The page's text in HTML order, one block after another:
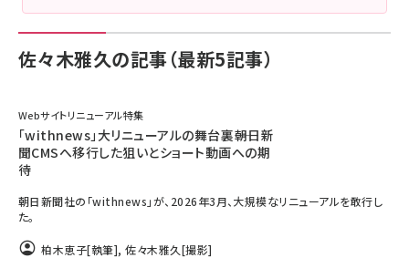
佐々木雅久の記事（最新5記事）
Webサイトリニューアル特集
「withnews」大リニューアルの舞台裏――朝日新
聞CMSへ移行した狙いとショート動画への期
待
朝日新聞社の「withnews」が、2026年3月、大規模なリニューアルを敢行し
た。
柏木恵子[執筆],佐々木雅久[撮影]